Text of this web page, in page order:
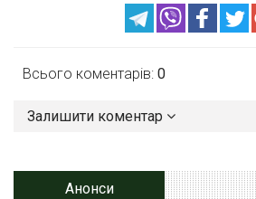
Всього коментарів: 0
Залишити коментар
Анонси